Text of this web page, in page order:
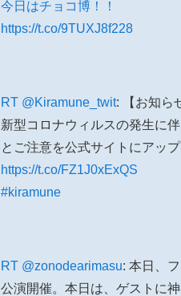
今日はチョコ博！！
https://t.co/9TUXJ8f228
RT @Kiramune_twit: 【お知ら
新型コロナウィルスの発生に
とご注意を公式サイトにアッ
https://t.co/FZ1J0xExQS
#kiramune
RT @zonodearimasu: 本日、
公演開催。本日は、ゲストに